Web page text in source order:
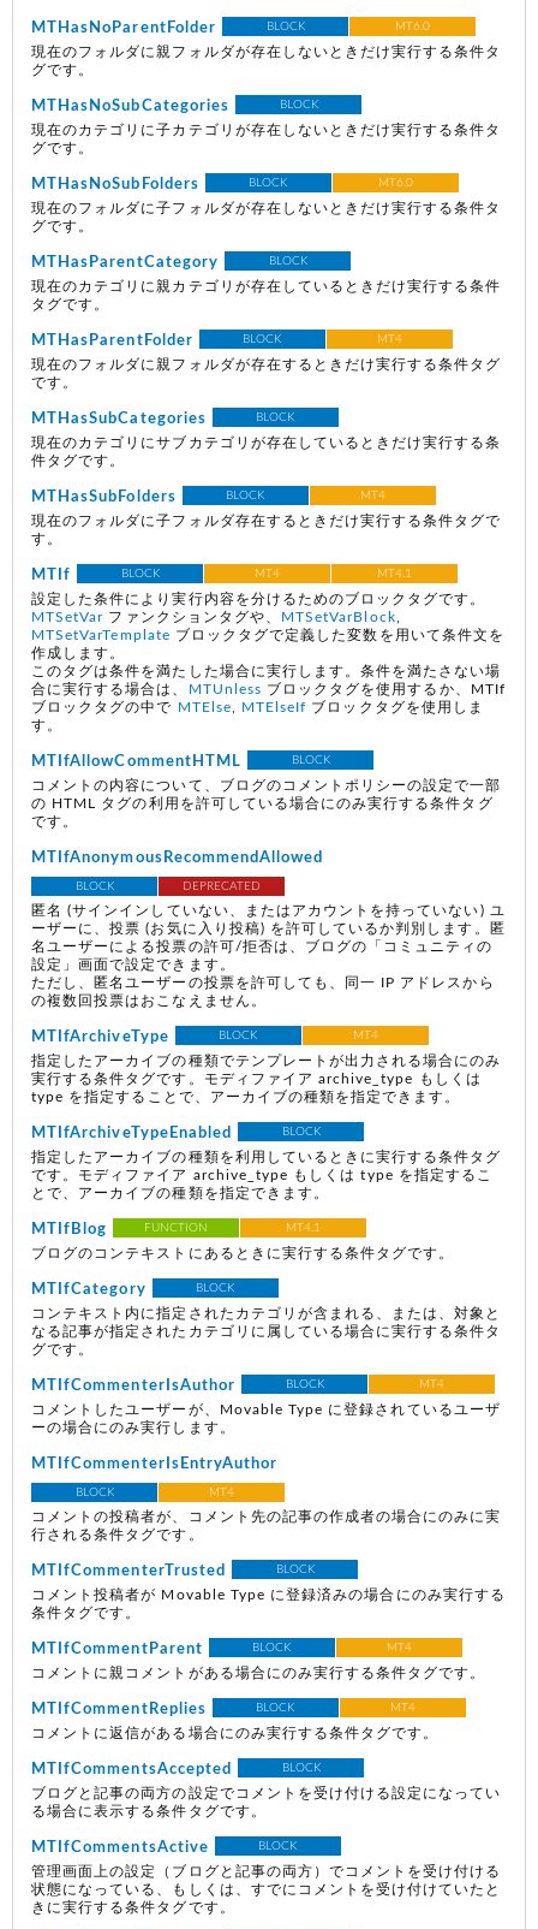
MTHasNoParentFolder BLOCK MT6.0
現在のフォルダに親フォルダが存在しないときだけ実行する条件タ
グです。
MTHasNoSubCategories BLOCK
現在のカテゴリに子カテゴリが存在しないときだけ実行する条件タ
グです。
MTHasNoSubFolders BLOCK MT6.0
現在のフォルダに子フォルダが存在しないときだけ実行する条件タ
グです。
MTHasParentCategory BLOCK
現在のカテゴリに親カテゴリが存在しているときだけ実行する条件
タグです。
MTHasParentFolder BLOCK MT4
現在のフォルダに親フォルダが存在するときだけ実行する条件タグ
です。
MTHasSubCategories BLOCK
現在のカテゴリにサブカテゴリが存在しているときだけ実行する条
件タグです。
MTHasSubFolders BLOCK MT4
現在のフォルダに子フォルダ存在するときだけ実行する条件タグで
す。
MTIf BLOCK MT4 MT4.1
設定した条件により実行内容を分けるためのブロックタグです。
MTSetVar ファンクションタグや、 MTSetVarBlock,
MTSetVarTemplate ブロックタグで定義した変数を用いて条件文を
作成します。
このタグは条件を満たした場合に実行します。条件を満たさない場
合に実行する場合は、
MTUnless ブロックタグを使用するか、MTIf
ブロックタグの中で
MTElse, MTElseIf ブロックタグを使用しま
す。
MTIfAllowCommentHTML BLOCK
コメントの内容について、ブログのコメントポリシーの設定で一部
の HTML タグの利用を許可している場合にのみ実行する条件タグ
です。
MTIfAnonymousRecommendAllowed
BLOCK DEPRECATED
匿名(サインインしていない、またはアカウントを持っていない) ユ
ーザーに、投票 (お気に入り投稿) を許可しているか判別します。匿
名ユーザーによる投票の許可/拒否は、ブログの「コミュニティの
設定」画面で設定できます。
ただし、匿名ユーザーの投票を許可しても、同一 IP アドレスから
の複数回投票はおこなえません。
MTIfArchiveType BLOCK MT4
指定したアーカイブの種類でテンプレートが出力される場合にのみ
実行する条件タグです。モディファイア archive_type もしくは
type を指定することで、アーカイブの種類を指定できます。
MTIfArchiveTypeEnabled BLOCK
指定したアーカイブの種類を利用しているときに実行する条件タグ
です。モディファイア archive_type もしくは type を指定するこ
とで、アーカイブの種類を指定できます。
MTIfBlog FUNCTION MT4.1
ブログのコンテキストにあるときに実行する条件タグです。
MTIfCategory BLOCK
コンテキスト内に指定されたカテゴリが含まれる、または、対象と
なる記事が指定されたカテゴリに属している場合に実行する条件タ
グです。
MTIfCommenterIsAuthor BLOCK MT4
コメントしたユーザーが、Movable Type に登録されているユーザ
ーの場合にのみ実行します。
MTIfCommenterIsEntryAuthor
BLOCK MT4
コメントの投稿者が、コメント先の記事の作成者の場合にのみに実
行される条件タグです。
MTIfCommenterTrusted BLOCK
コメント投稿者が Movable Type に登録済みの場合にのみ実行する
条件タグです。
MTIfCommentParent BLOCK MT4
コメントに親コメントがある場合にのみ実行する条件タグです。
MTIfCommentReplies BLOCK MT4
コメントに返信がある場合にのみ実行する条件タグです。
MTIfCommentsAccepted BLOCK
ブログと記事の両方の設定でコメントを受け付ける設定になってい
る場合に表示する条件タグです。
MTIfCommentsActive BLOCK
管理画面上の設定（ブログと記事の両方）でコメントを受け付ける
状態になっている、もしくは、すでにコメントを受け付けていたと
きに実行する条件タグです。